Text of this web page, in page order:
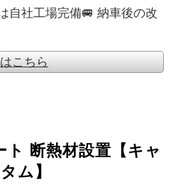
自社工場完備🚐 納車後の改
こちら
ト 断熱材設置【キャ
ム】